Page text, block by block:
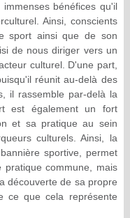
bénéfices qu'il
Ainsi, conscients
sport ainsi que de son
de nous diriger vers un
culturel. D'une part,
réunit au-delà des
il rassemble par-delà la
est également un fort
et sa pratique au sein
culturels. Ainsi, la
sportive, permet
commune, mais
découverte de sa propre
ce que cela représente